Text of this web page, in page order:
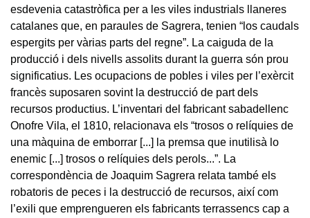
esdevenia catastròfica per a les viles industrials llaneres
catalanes que, en paraules de Sagrera, tenien “los caudals
espergits per vàrias parts del regne”. La caiguda de la
producció i dels nivells assolits durant la guerra són prou
significatius. Les ocupacions de pobles i viles per l’exèrcit
francès suposaren sovint la destrucció de part dels
recursos productius. L’inventari del fabricant sabadellenc
Onofre Vila, el 1810, relacionava els “trosos o relíquies de
una màquina de emborrar [...] la premsa que inutilisà lo
enemic [...] trosos o relíquies dels perols...”. La
correspondència de Joaquim Sagrera relata també els
robatoris de peces i la destrucció de recursos, així com
l’exili que emprengueren els fabricants terrassencs cap a